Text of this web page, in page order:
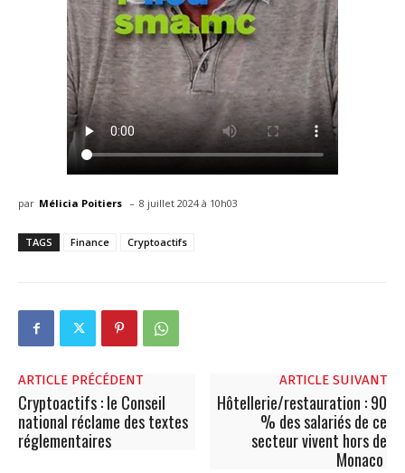
par Mélicia Poitiers - 8 juillet 2024 à 10h03
TAGS Finance Cryptoactifs
ARTICLE PRÉCÉDENT
Cryptoactifs : le Conseil
national réclame des textes
réglementaires
ARTICLE SUIVANT
Hôtellerie/restauration : 90
% des salariés de ce
secteur vivent hors de
Monaco